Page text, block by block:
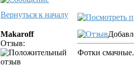
Вернуться к началу
Makaroff
Отзыв:
Фотки смачные.